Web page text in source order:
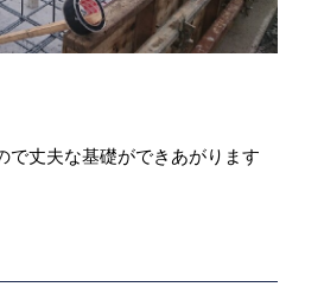
で丈夫な基礎ができあがります